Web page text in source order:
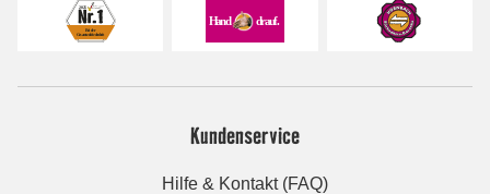
Kundenservice
Hilfe & Kontakt (FAQ)